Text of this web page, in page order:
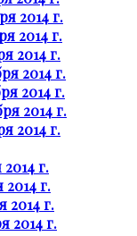
2014 г.
2014 г.
2014 г.
2014 г.
2014 г.
2014 г.
2014 г.
г.
г.
2014 г.
2014 г.